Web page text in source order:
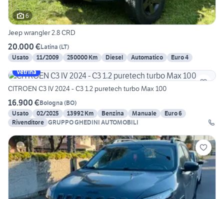
6
Jeep wrangler 2.8 CRD
20.000 €Latina (LT)
Usato
11/2009 250000 Km Diesel Automatico
Euro 4
Vetrina
CITROEN C3 IV 2024 - C3 1.2 puretech turbo Max 100
16.900 €Bologna (BO)
Usato
02/2025 13992 Km Benzina Manuale
Euro 6
Rivenditore GRUPPO GHEDINI AUTOMOBILI